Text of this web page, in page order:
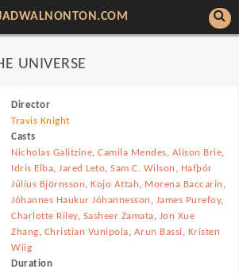
UNIVERSE
Director
Travis Knight
Casts
Nicholas Galitzine,Camila Mendes, Alison Brie,
Idris Elba,Jared Leto,Sam C. Wilson , Hafþór
Júlíus Björnsson,Kojo Attah, Morena Baccarin ,
Jóhannes Haukur Jóhannesson , James Purefoy,
Charlotte Riley, Sasheer Zamata, Jon Xue
Zhang, Christian Vunipola, Arun Bassi, Kristen
Wiig
Duration